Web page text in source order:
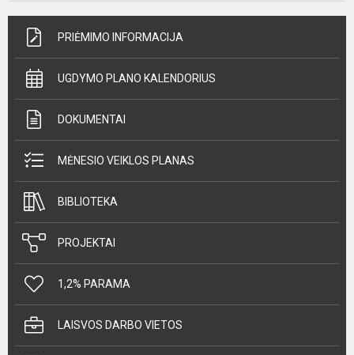
PRIĖMIMO INFORMACIJA
UGDYMO PLANO KALENDORIUS
DOKUMENTAI
MĖNESIO VEIKLOS PLANAS
BIBLIOTEKA
PROJEKTAI
1,2% PARAMA
LAISVOS DARBO VIETOS